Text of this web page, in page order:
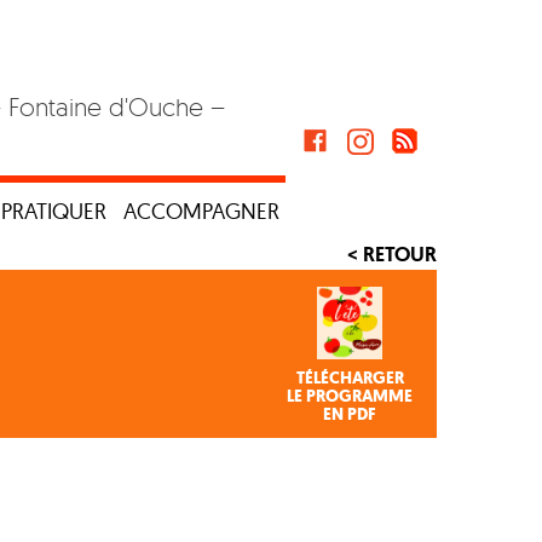
d'Ouche –
PRATIQUER ACCOMPAGNER
< RETOUR
TÉLÉCHARGER
LE PROGRAMME
EN PDF